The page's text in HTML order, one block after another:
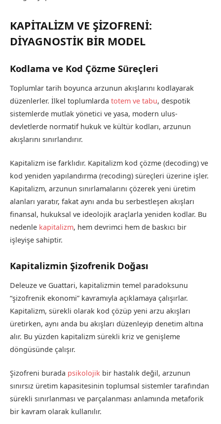
KAPİTALİZM VE ŞİZOFRENİ:
DİYAGNOSTİK BİR MODEL
Kodlama ve Kod Çözme Süreçleri
Toplumlar tarih boyunca arzunun akışlarını kodlayarak
düzenlerler. İlkel toplumlarda totem ve tabu, despotik
sistemlerde mutlak yönetici ve yasa, modern ulus-
devletlerde normatif hukuk ve kültür kodları, arzunun
akışlarını sınırlandırır.
Kapitalizm ise farklıdır. Kapitalizm kod çözme (decoding) ve
kod yeniden yapılandırma (recoding) süreçleri üzerine işler.
Kapitalizm, arzunun sınırlamalarını çözerek yeni üretim
alanları yaratır, fakat aynı anda bu serbestleşen akışları
finansal, hukuksal ve ideolojik araçlarla yeniden kodlar. Bu
nedenle kapitalizm, hem devrimci hem de baskıcı bir
işleyişe sahiptir.
Kapitalizmin Şizofrenik Doğası
Deleuze ve Guattari, kapitalizmin temel paradoksunu
“şizofrenik ekonomi” kavramıyla açıklamaya çalışırlar.
Kapitalizm, sürekli olarak kod çözüp yeni arzu akışları
üretirken, aynı anda bu akışları düzenleyip denetim altına
alır. Bu yüzden kapitalizm sürekli kriz ve genişleme
döngüsünde çalışır.
Şizofreni burada psikolojik bir hastalık değil, arzunun
sınırsız üretim kapasitesinin toplumsal sistemler tarafından
sürekli sınırlanması ve parçalanması anlamında metaforik
bir kavram olarak kullanılır.